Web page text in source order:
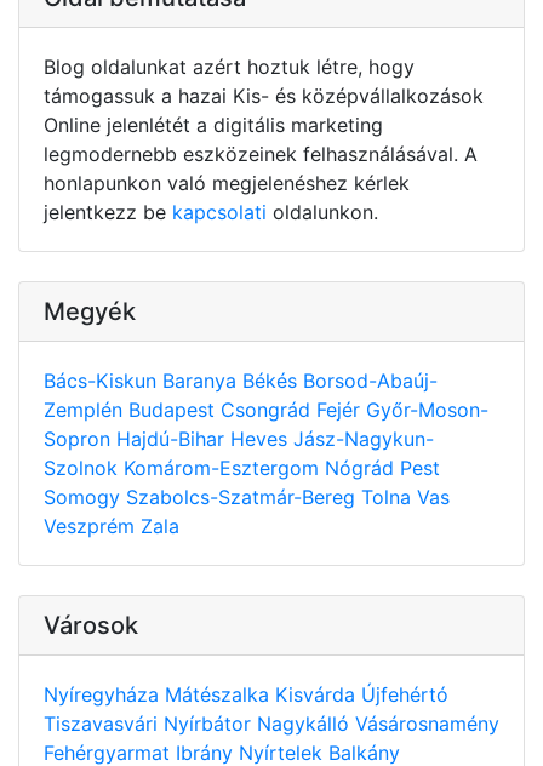
Blog oldalunkat azért hoztuk létre, hogy
támogassuk a hazai Kis- és középvállalkozások
Online jelenlétét a digitális marketing
legmodernebb eszközeinek felhasználásával. A
honlapunkon való megjelenéshez kérlek
jelentkezz be kapcsolati oldalunkon.
Megyék
Bács-Kiskun Baranya Békés Borsod-Abaúj-
Zemplén Budapest Csongrád Fejér Győr-Moson-
Sopron Hajdú-Bihar Heves Jász-Nagykun-
Szolnok Komárom-Esztergom Nógrád Pest
Somogy Szabolcs-Szatmár-Bereg Tolna Vas
Veszprém Zala
Városok
Nyíregyháza Mátészalka Kisvárda Újfehértó
Tiszavasvári Nyírbátor Nagykálló Vásárosnamény
Fehérgyarmat Ibrány Nyírtelek Balkány